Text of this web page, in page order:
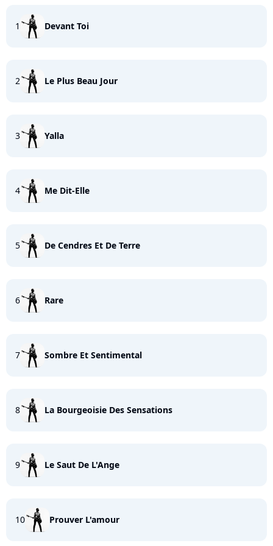
1 Devant Toi
2 Le Plus Beau Jour
3 Yalla
4 Me Dit-Elle
5 De Cendres Et De Terre
6 Rare
7 Sombre Et Sentimental
8 La Bourgeoisie Des Sensations
9 Le Saut De L'Ange
10 Prouver L'amour